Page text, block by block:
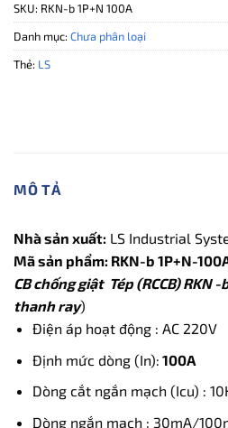
SKU: RKN-b 1P+N 100A
Danh mục: Chưa phân loại
Thẻ: LS
MÔ TẢ
Nhà sản xuất: LS Industrial
Mã sản phẩm: RKN-b 1P+N-
CB chống giật Tép (RCCB) RKN
thanh ray)
Điện áp hoạt động : AC 220V
Định mức dòng (In): 100A
Dòng cắt ngắn mạch (Icu) :
Dòng ngắn mạch : 30mA/